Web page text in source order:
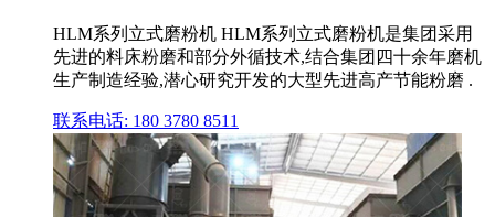
HLM系列立式磨粉机 HLM系列立式磨粉机是集团采用
先进的料床粉磨和部分外循技术,结合集团四十余年磨机
生产制造经验,潜心研究开发的大型先进高产节能粉磨 .
联系电话: 180 3780 8511